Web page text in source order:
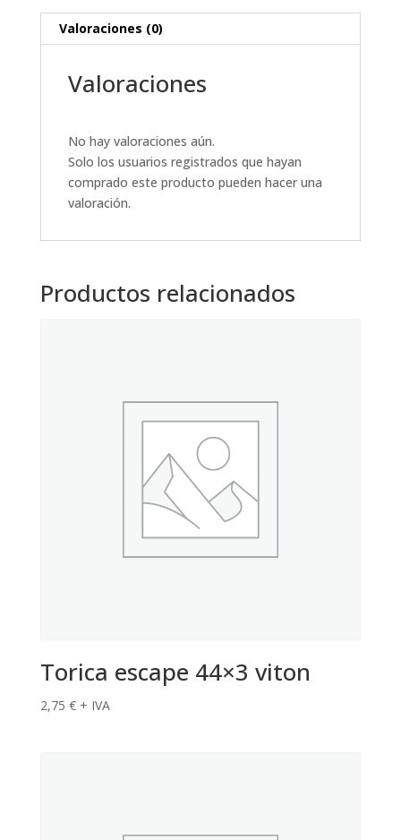
Valoraciones (0)
Valoraciones
No hay valoraciones aún.
Solo los usuarios registrados que hayan
comprado este producto pueden hacer una
valoración.
Productos relacionados
Torica escape 44×3 viton
2,75 € + IVA